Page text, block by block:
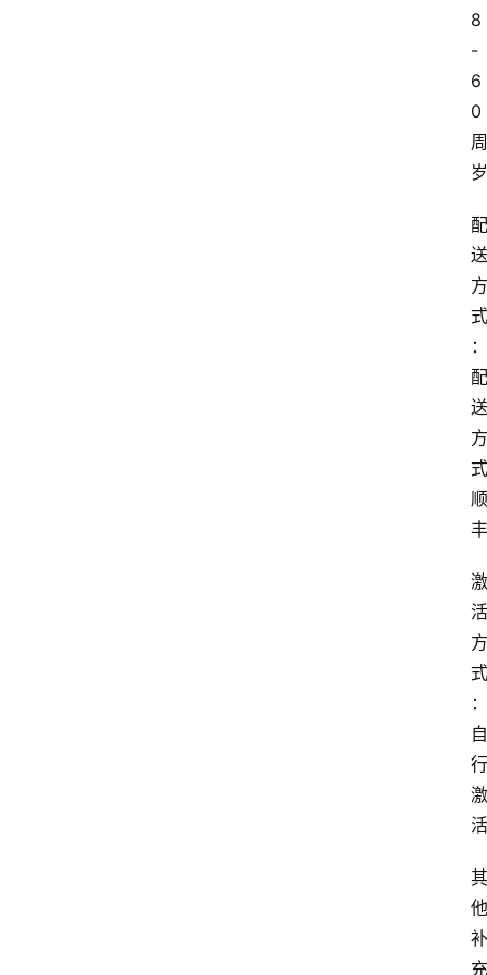
8
-
6
0
周
岁
配
送
方
式
：
配
送
方
式
顺
丰
激
活
方
式
：
自
行
激
活
其
他
补
充